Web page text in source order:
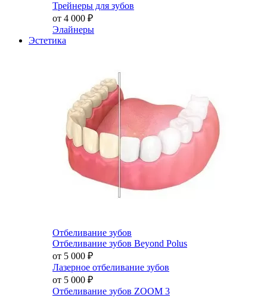
Трейнеры для зубов
от 4 000 ₽
Элайнеры
Эстетика
Отбеливание зубов
Отбеливание зубов Beyond Polus
от 5 000 ₽
Лазерное отбеливание зубов
от 5 000 ₽
Отбеливание зубов ZOOM 3